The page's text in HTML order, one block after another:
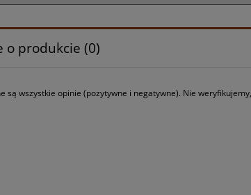
o produkcie (0)
są wszystkie opinie (pozytywne i negatywne). Nie